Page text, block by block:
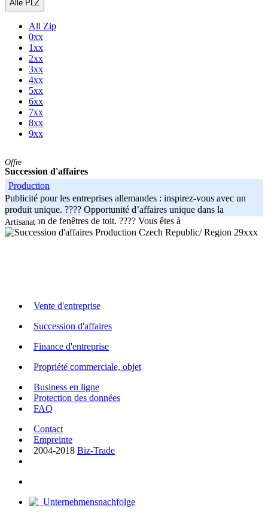
Alle PLZ
All Zip
0xx
1xx
2xx
3xx
4xx
5xx
6xx
7xx
8xx
9xx
Offre
Succession d'affaires
Production
Publicité pour les entreprises allemandes : inspirez-vous avec un
produit unique. ???? Opportunité d’affaires unique dans la
production de fenêtres de toit. ???? Vous êtes à
Artisanat
Czech Republic/ Region 29xxx
Vente d'entreprise
Succession d'affaires
Finance d'entreprise
Propriété commerciale, objet
Business en ligne
Protection des données
FAQ
Contact
Empreinte
2004-2018 Biz-Trade
Unternehmensnachfolge